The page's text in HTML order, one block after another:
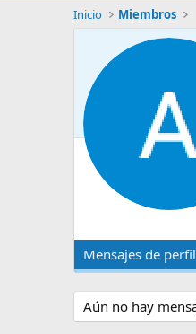
Inicio
Miembros
Mensajes de perfil
Aún no hay